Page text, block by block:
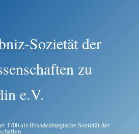
Sozietät der
zu
e.V.
1700 als Brandenburgische Sozietät der